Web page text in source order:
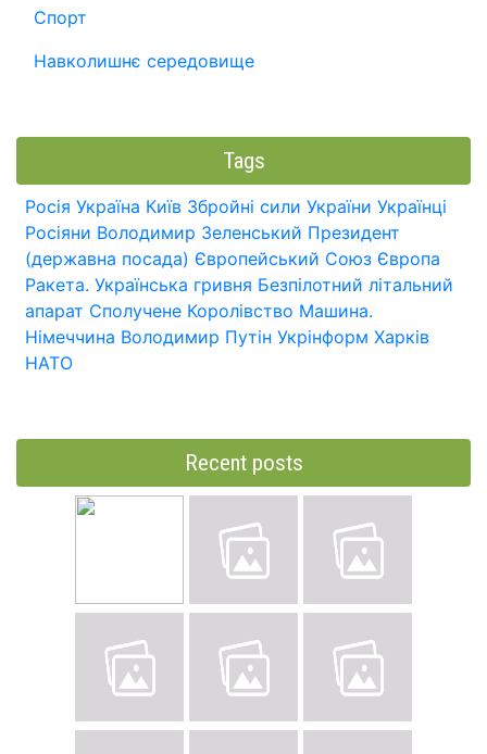
Спорт
Навколишнє середовище
Tags
Росія Україна Київ Збройні сили України Українці
Росіяни Володимир Зеленський Президент
(державна посада) Європейський Союз Європа
Ракета. Українська гривня Безпілотний літальний
апарат Сполучене Королівство Машина.
Німеччина Володимир Путін Укрінформ Харків
НАТО
Recent posts